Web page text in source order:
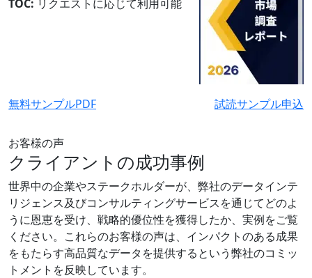
TOC: リクエストに応じて利用可能
無料サンプルPDF 試読サンプル申込
お客様の声
クライアントの成功事例
世界中の企業やステークホルダーが、弊社のデータインテ
リジェンス及びコンサルティングサービスを通じてどのよ
うに恩恵を受け、戦略的優位性を獲得したか、実例をご覧
ください。これらのお客様の声は、インパクトのある成果
をもたらす高品質なデータを提供するという弊社のコミッ
トメントを反映しています。